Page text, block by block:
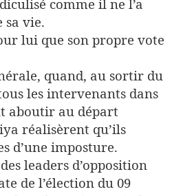
comme il ne l’a
sa vie.
lui que son propre vote
quand, au sortir du
les intervenants dans
aboutir au départ
réalisèrent qu’ils
d’une imposture.
leaders d’opposition
de l’élection du 09